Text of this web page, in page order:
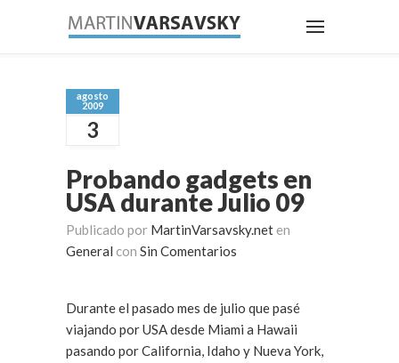
agosto
2009
3
Probando gadgets en
USA durante Julio 09
Publicado por MartinVarsavsky.net en
General con Sin Comentarios
Durante el pasado mes de julio que pasé
viajando por USA desde Miami a Hawaii
pasando por California, Idaho y Nueva York,